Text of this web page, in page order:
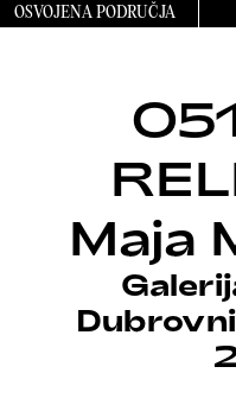
OSVOJENA PODRUČJA
Maja